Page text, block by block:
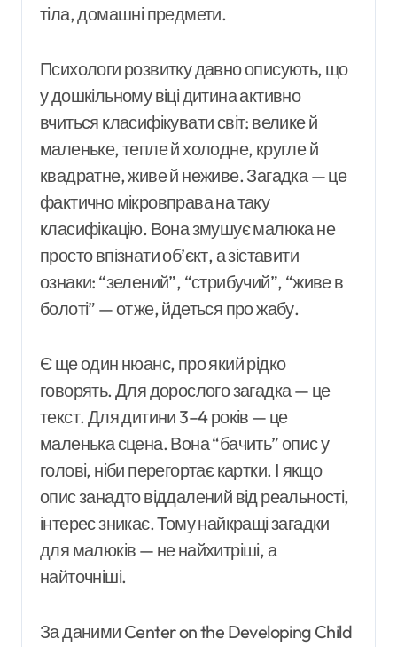
тіла, домашні предмети.
Психологи розвитку давно описують, що
у дошкільному віці дитина активно
вчиться класифікувати світ: велике й
маленьке, тепле й холодне, кругле й
квадратне, живе й неживе. Загадка — це
фактично мікровправа на таку
класифікацію. Вона змушує малюка не
просто впізнати об’єкт, а зіставити
ознаки: “зелений”, “стрибучий”, “живе в
болоті” — отже, йдеться про жабу.
Є ще один нюанс, про який рідко
говорять. Для дорослого загадка — це
текст. Для дитини 3–4 років — це
маленька сцена. Вона “бачить” опис у
голові, ніби перегортає картки. І якщо
опис занадто віддалений від реальності,
інтерес зникає. Тому найкращі загадки
для малюків — не найхитріші, а
найточніші.
За даними Center on the Developing Child